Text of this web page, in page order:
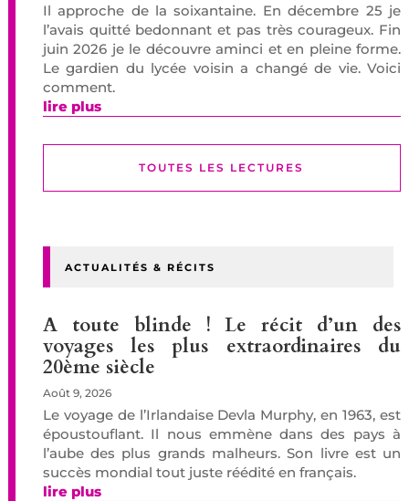
Il approche de la soixantaine. En décembre 25 je
l’avais quitté bedonnant et pas très courageux. Fin
juin 2026 je le découvre aminci et en pleine forme.
Le gardien du lycée voisin a changé de vie. Voici
comment.
lire plus
TOUTES LES LECTURES
ACTUALITÉS & RÉCITS
A toute blinde ! Le récit d’un des
voyages les plus extraordinaires du
20ème siècle
Août 9, 2026
Le voyage de l’Irlandaise Devla Murphy, en 1963, est
époustouflant. Il nous emmène dans des pays à
l’aube des plus grands malheurs. Son livre est un
succès mondial tout juste réédité en français.
lire plus